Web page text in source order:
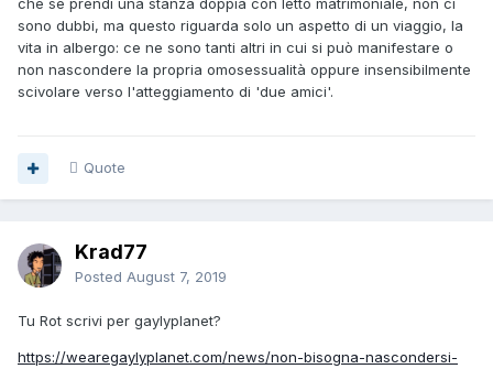
che se prendi una stanza doppia con letto matrimoniale, non ci
sono dubbi, ma questo riguarda solo un aspetto di un viaggio, la
vita in albergo: ce ne sono tanti altri in cui si può manifestare o
non nascondere la propria omosessualità oppure insensibilmente
scivolare verso l'atteggiamento di 'due amici'.
Quote
Krad77
Posted August 7, 2019
Tu Rot scrivi per gaylyplanet?
https://wearegaylyplanet.com/news/non-bisogna-nascondersi-